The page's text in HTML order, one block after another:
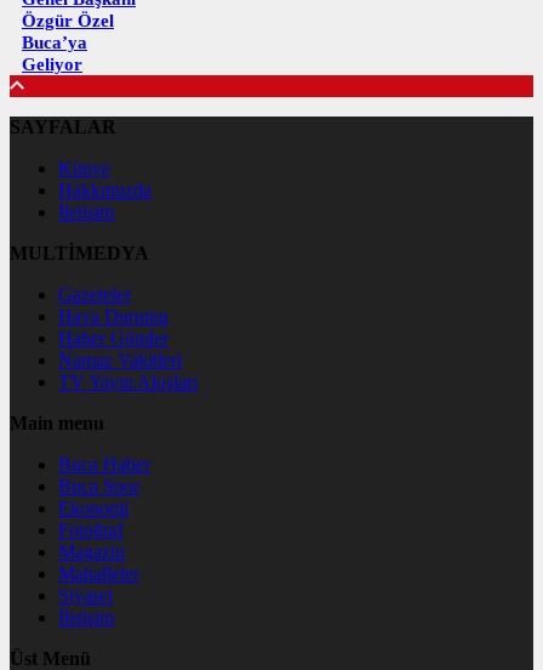
Özgür Özel
Buca’ya
Geliyor
SAYFALAR
Künye
Hakkımızda
İletişim
MULTİMEDYA
Gazeteler
Hava Durumu
Haber Gönder
Namaz Vakitleri
TV Yayın Akışları
Main menu
Buca Haber
Buca Spor
Ekonomi
Fotoğraf
Magazin
Mahalleler
Siyaset
İletişim
Üst Menü